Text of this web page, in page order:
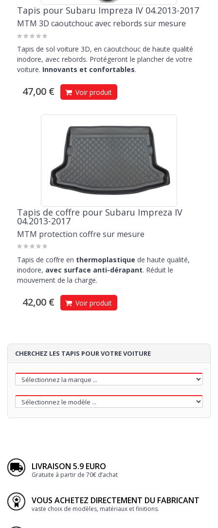
Tapis pour Subaru Impreza IV 04.2013-2017
MTM 3D caoutchouc avec rebords sur mesure
Tapis de sol voiture 3D, en caoutchouc de haute qualité
inodore, avec rebords. Protégeront le plancher de votre
voiture. Innovants et confortables.
47,00 € Voir produit
Tapis de coffre pour Subaru Impreza IV
04.2013-2017
MTM protection coffre sur mesure
Tapis de coffre en thermoplastique de haute qualité,
inodore, avec surface anti-dérapant. Réduit le
mouvement de la charge.
42,00 € Voir produit
CHERCHEZ LES TAPIS POUR VOTRE VOITURE
LIVRAISON 5.9 EURO
Gratuite à partir de 70€ d’achat
VOUS ACHETEZ DIRECTEMENT DU FABRICANT
vaste choix de modèles, matériaux et finitions.